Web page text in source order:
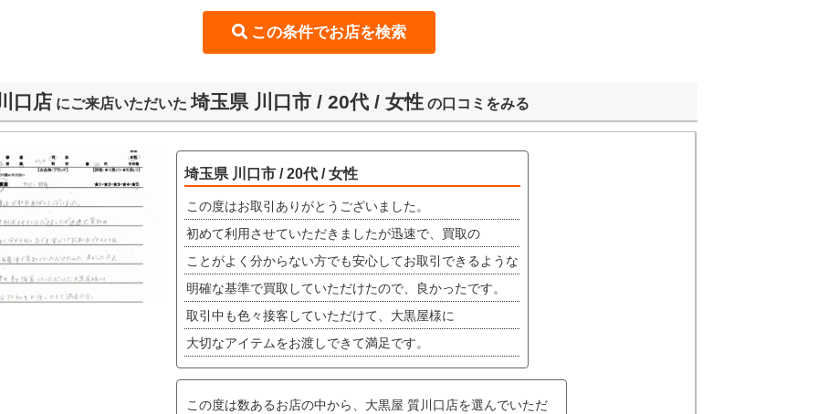
口店 にご来店いただいた 埼玉県 川口市 / 20代 / 女性 の口コミをみる
埼玉県 川口市 / 20代 / 女性
この度はお取引ありがとうございました。
初めて利用させていただきましたが迅速で、買取の
ことがよく分からない方でも安心してお取引できるような
明確な基準で買取していただけたので、良かったです。
取引中も色々接客していただけて、大黒屋様に
大切なアイテムをお渡しできて満足です。
この度は数あるお店の中から、大黒屋 質川口店を選んでいただ